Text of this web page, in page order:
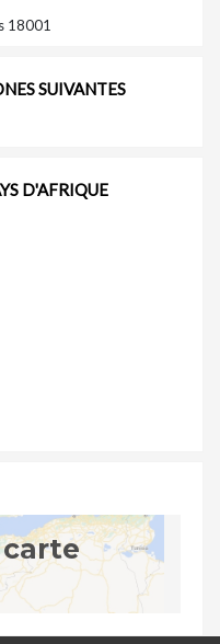
18001
SUIVANTES
D'AFRIQUE